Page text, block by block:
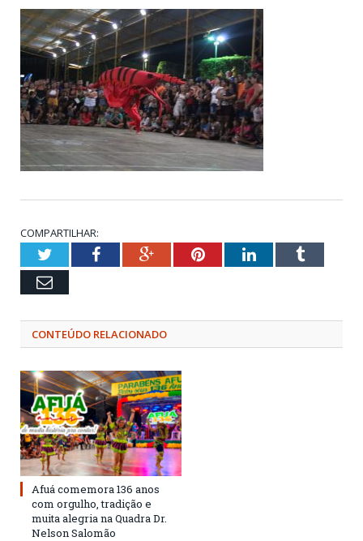
COMPARTILHAR:
TwitterFacebookGoogle+PinterestLinkedInTumblr
Email
CONTEÚDO RELACIONADO
Afuá comemora 136 anos
com orgulho, tradição e
muita alegria na Quadra Dr.
Nelson Salomão